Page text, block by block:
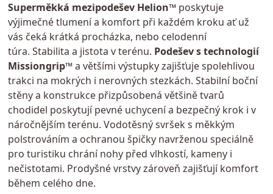
Superměkká mezipodešev Helion™poskytuje
výjimečné tlumení a komfort při každém kroku ať už
vás čeká krátká procházka, nebo celodenní
túra. Stabilita a jistota v terénu. Podešev s technologií
Missiongrip™a většími výstupky zajišťuje spolehlivou
trakci na mokrých i nerovných stezkách. Stabilní boční
stěny a konstrukce přizpůsobená většině tvarů
chodidel poskytují pevné uchycení a bezpečný krok i v
náročnějším terénu. Vodotěsný svršek s měkkým
polstrováním a ochranou špičky navrženou speciálně
pro turistiku chrání nohy před vlhkostí, kameny i
nečistotami. Prodyšné vrstvy zároveň zajišťují komfort
během celého dne.